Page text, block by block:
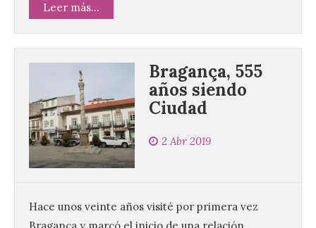
Leer más...
Bragança, 555
años siendo
Ciudad
2 Abr 2019
Hace unos veinte años visité por primera vez
El Ayuntamiento de La
Bañeza presenta el
Festival One More Time,
una cita con la música de
los 80 y 90 para el 16 de
6 Ago 2026